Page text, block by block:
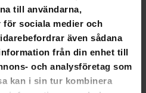
till användarna,
sociala medier och
även sådana
från din enhet till
och analysföretag som
kan i sin tur kombinera
brottardräkt
för både män och kvinnor)
10% elastan